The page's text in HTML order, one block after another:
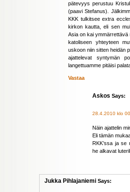
pätevyys perustuu
(paavi Stefanus).
KKK tulkitsee extra
kirkon kautta, eli sen
Asia on kai ymmärrettävä
katoliseen yhteyteen
uskoon niin sitten heidän
ajattelevat syntymän
langettuamme pitäisi
Vastaa
Askos Says:
28.4.2010 klo
Näin ajattelin
Eli tämän
RKK’ssa ja se
he alkavat
Jukka Pihlajaniemi Says: